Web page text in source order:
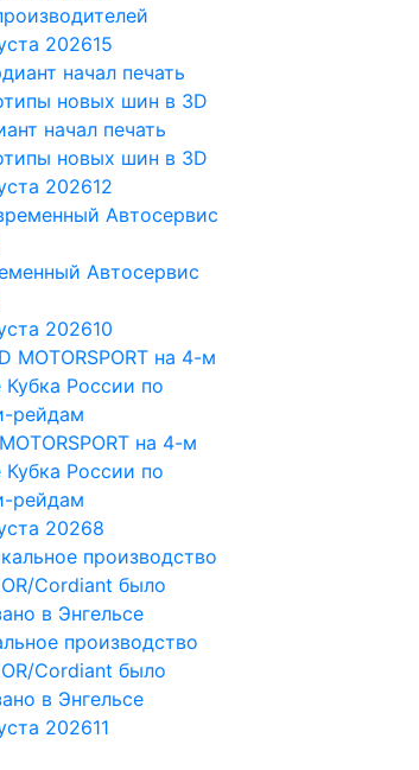
202615
начал печать
новых шин в 3D
202612
Автосервис
202610
на 4-м
Кубка России по
рейдам
20268
производство
Cordiant было
в Энгельсе
202611